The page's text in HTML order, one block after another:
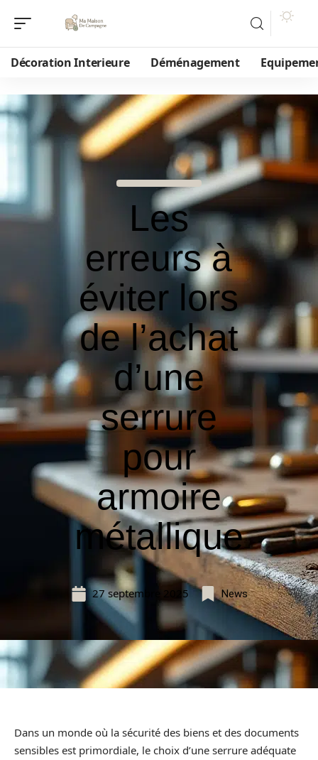
Décoration Interieure Déménagement
Les
erreurs à
éviter lors
de l’achat
d’une
serrure
pour
armoire
métallique
27 septembre 2025 News
Dans un monde où la sécurité des biens et des documents
sensibles est primordiale, le choix d’une serrure adéquate